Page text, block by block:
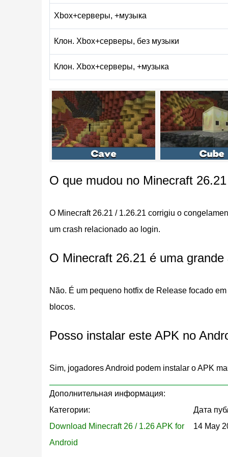
Андроид. Исправления охватывают четыре
надёжность запуска и техническую логику
Различные
Интерфейс Исправлено
Стабильность Исправлены
Вход в аккаунт Исправлен вылет при
Технические блоки Исправлены block
Основные исправления
сессиях выживания и кастомных мирах с
Исправления вылетов при
Исправлено несколько вылетов во время
полностью блокировал запуск игры после
предыдущего обновления, должны установить
Исправление вылета на экране
Xbox+серверы, +музыка
Клон. Xbox+серверы, без музыки
Клон. Xbox+серверы, +музыка
O que mudou no Minecraft
O Minecraft 26.21 / 1.26.21 corrigiu o
um crash relacionado ao login.
O Minecraft 26.21 é uma
Não. É um pequeno hotfix de Release focado
blocos.
Posso instalar este APK no
Sim, jogadores Android podem instalar o APK
Дополнительная информация:
Категории:
Download Minecraft 26 / 1.26 APK for
Android
Дата
14 May